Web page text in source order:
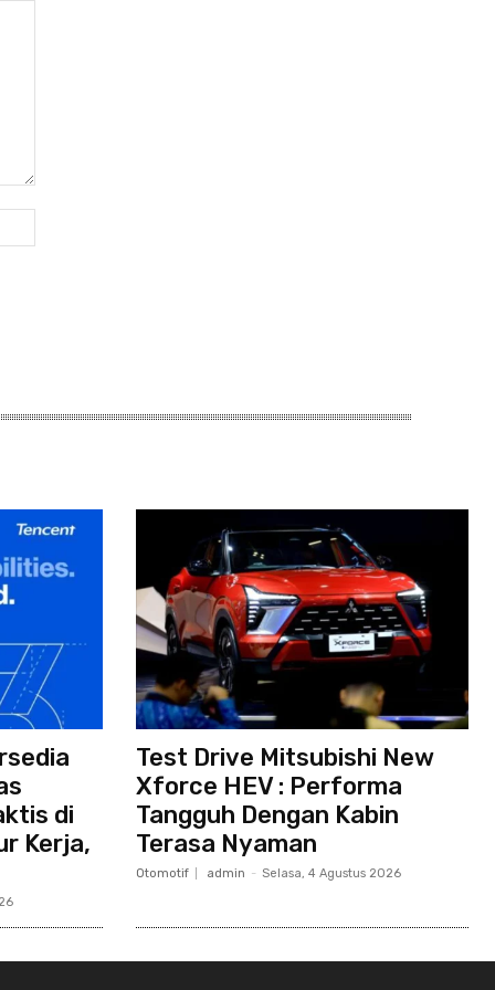
di
Kerja,
Test Drive Mitsubishi New
Xforce HEV : Performa
Tangguh Dengan Kabin
Terasa Nyaman
Otomotif admin - Selasa, 4 Agustus 2026